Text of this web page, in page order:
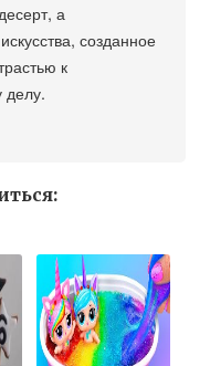
а
созданное
к
делу.